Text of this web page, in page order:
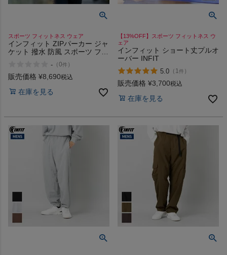
通学
ビジネス
もっと見る
サックス SAXX
スポーツマリオTOP
ベースボールマリオ（野球商品）
スポーツ フィットネス ウェア
インフィット ZIPパーカー ジャ
ケット 撥水 防風 スポーツ フィ
ョギング INFIT- （0件 ）
販売価格 ¥8,690税込
在庫を見る
【13%OFF】スポーツ フィットネス ウ
ェア
インフィット ショート丈プルオ
ーバー INFIT
5.0 （ 1件 ）
販売価格 ¥3,700税込
在庫を見る